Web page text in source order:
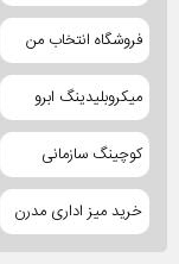
فروشگاه انتخاب من
میکروبلیدینگ ابرو
کوچینگ سازمانی
خرید میز اداری مدرن